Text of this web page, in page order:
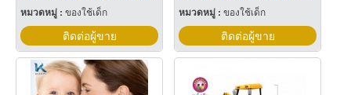
หมวดหมู่ : ของใช้เด็ก
ติดต่อผู้ขาย
หมวดหมู่ :ของใช้เด็ก
ติดต่อผู้ขาย